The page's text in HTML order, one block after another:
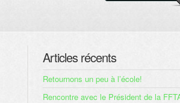
Articles récents
Retournons un peu à l’école!
Rencontre avec le Président de la